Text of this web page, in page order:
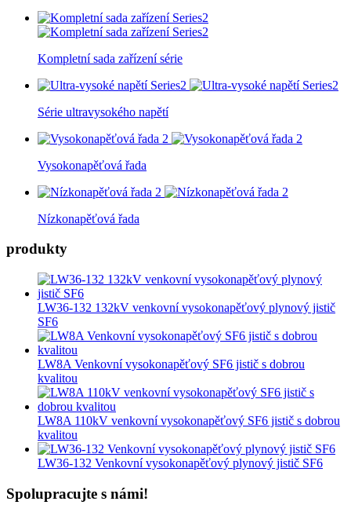
Kompletní sada zařízení série
Série ultravysokého napětí
Vysokonapěťová řada
Nízkonapěťová řada
produkty
LW36-132 132kV venkovní vysokonapěťový plynový jistič
SF6
LW8A Venkovní vysokonapěťový SF6 jistič s dobrou
kvalitou
LW8A 110kV venkovní vysokonapěťový SF6 jistič s dobrou
kvalitou
LW36-132 Venkovní vysokonapěťový plynový jistič SF6
Spolupracujte s námi!